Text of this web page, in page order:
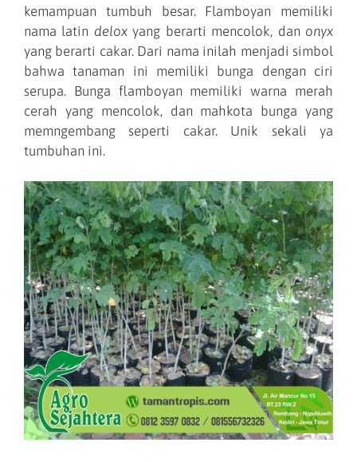
kemampuan tumbuh besar. Flamboyan memiliki
nama latin deloxyang berarti mencolok, dan onyx
yang berarti cakar. Dari nama inilah menjadi simbol
bahwa tanaman ini memiliki bunga dengan ciri
serupa. Bunga flamboyan memiliki warna merah
cerah yang mencolok, dan mahkota bunga yang
memngembang seperti cakar. Unik sekali ya
tumbuhan ini.